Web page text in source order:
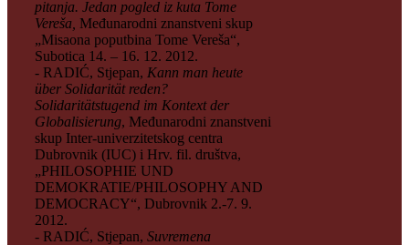
pitanja. Jedan pogled iz kuta Tome
Vereša, Međunarodni znanstveni skup
„Misaona poputbina Tome Vereša“,
Subotica 14. – 16. 12. 2012.
- RADIĆ, Stjepan, Kann man heute
über Solidarität reden?
Solidaritätstugend im Kontext der
Globalisierung, Međunarodni znanstveni
skup Inter-univerzitetskog centra
Dubrovnik (IUC) i Hrv. fil. društva,
„PHILOSOPHIE UND
DEMOKRATIE/PHILOSOPHY AND
DEMOCRACY“, Dubrovnik 2.-7. 9.
2012.
- RADIĆ, Stjepan, Suvremena